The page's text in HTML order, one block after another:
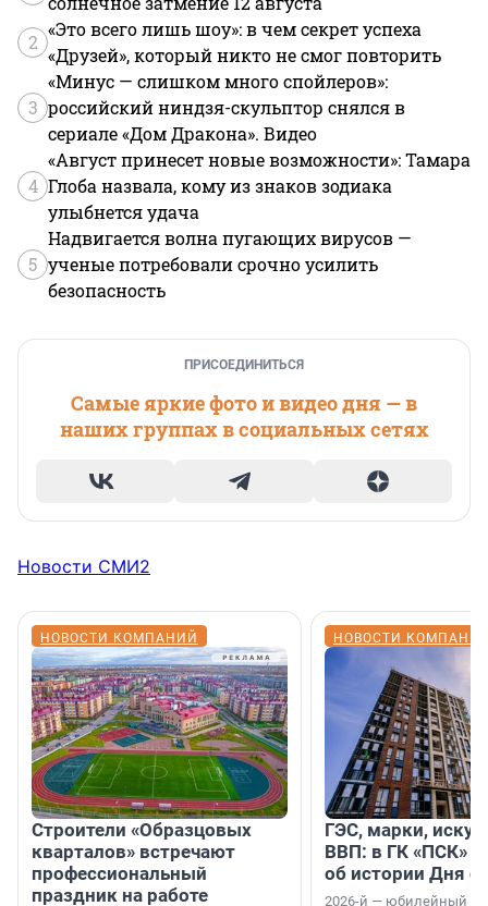
2
«Это всего лишь шоу»: в чем секрет успеха
«Друзей», который никто не смог повторить
3
«Минус — слишком много спойлеров»:
российский ниндзя-скульптор снялся в
сериале «Дом Дракона». Видео
4
«Август принесет новые возможности»: Тамара
Глоба назвала, кому из знаков зодиака
улыбнется удача
5
Надвигается волна пугающих вирусов —
ученые потребовали срочно усилить
безопасность
ПРИСОЕДИНИТЬСЯ
Самые яркие фото и видео дня — в
наших группах в социальных сетях
Новости СМИ2
НОВОСТИ КОМПАНИЙ
Строители «Образцовых
кварталов» встречают
профессиональный
праздник на работе
НОВОСТИ
ГЭС, марки,
ВВП: в ГК «ПСК»
об истории Дня
2026-й — юбилейный